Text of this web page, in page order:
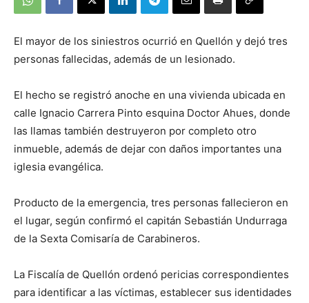
El mayor de los siniestros ocurrió en Quellón y dejó tres
personas fallecidas, además de un lesionado.
El hecho se registró anoche en una vivienda ubicada en
calle Ignacio Carrera Pinto esquina Doctor Ahues, donde
las llamas también destruyeron por completo otro
inmueble, además de dejar con daños importantes una
iglesia evangélica.
Producto de la emergencia, tres personas fallecieron en
el lugar, según confirmó el capitán Sebastián Undurraga
de la Sexta Comisaría de Carabineros.
La Fiscalía de Quellón ordenó pericias correspondientes
para identificar a las víctimas, establecer sus identidades